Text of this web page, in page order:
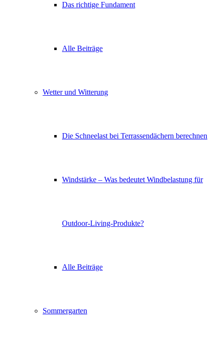
Das richtige Fundament
Alle Beiträge
Wetter und Witterung
Die Schneelast bei Terrassendächern berechnen
Windstärke – Was bedeutet Windbelastung für
Outdoor-Living-Produkte?
Alle Beiträge
Sommergarten